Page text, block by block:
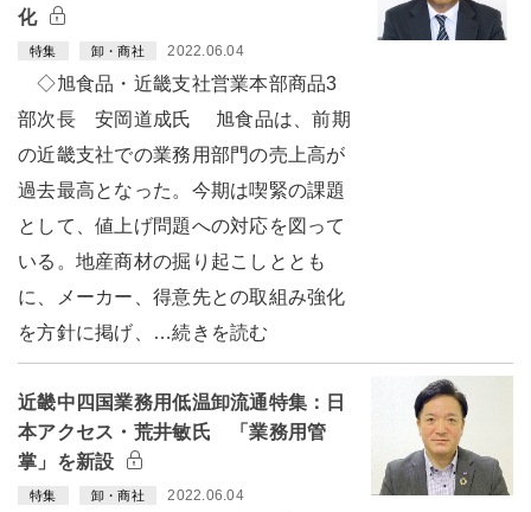
化
特集 卸・商社 2022.06.04
◇旭食品・近畿支社営業本部商品3
部次長 安岡道成氏 旭食品は、前期
の近畿支社での業務用部門の売上高が
過去最高となった。今期は喫緊の課題
として、値上げ問題への対応を図って
いる。地産商材の掘り起こしととも
に、メーカー、得意先との取組み強化
を方針に掲げ、…続きを読む
近畿中四国業務用低温卸流通特集：日
本アクセス・荒井敏氏 「業務用管
掌」を新設
特集 卸・商社 2022.06.04